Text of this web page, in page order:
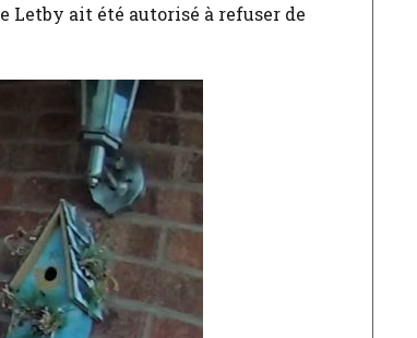
Letby ait été autorisé à refuser de